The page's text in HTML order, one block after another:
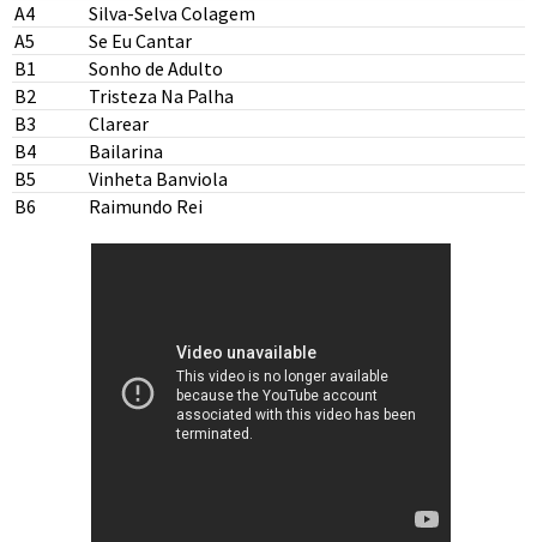
A4
Silva-Selva Colagem
A5
Se Eu Cantar
B1
Sonho de Adulto
B2
Tristeza Na Palha
B3
Clarear
B4
Bailarina
B5
Vinheta Banviola
B6
Raimundo Rei